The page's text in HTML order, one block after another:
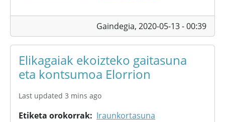
Gaindegia, 2020-05-13 - 00:39
Elikagaiak ekoizteko gaitasuna
eta kontsumoa Elorrion
Last updated 3 mins ago
Etiketa orokorrak Iraunkortasuna